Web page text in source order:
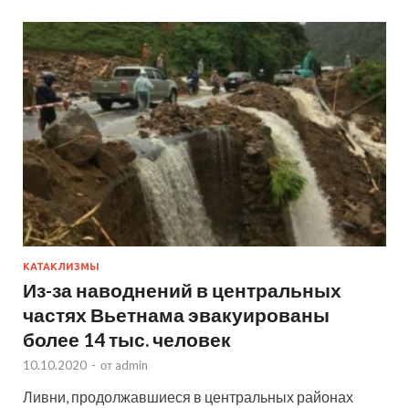
КАТАКЛИЗМЫ
Из-за наводнений в центральных
частях Вьетнама эвакуированы
более 14 тыс. человек
10.10.2020 - от admin
Ливни, продолжавшиеся в центральных районах